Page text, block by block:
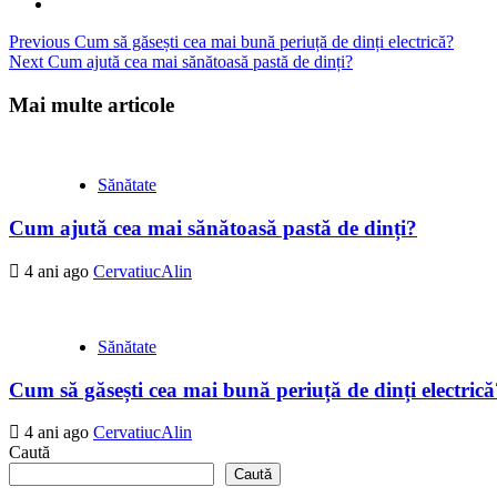
Continue
Reading
Previous Cum să găsești cea mai bună periuță de dinți electrică?
Next Cum ajută cea mai sănătoasă pastă de dinți?
Mai multe articole
Sănătate
Cum ajută cea mai sănătoasă pastă de dinți?
4 ani ago CervatiucAlin
Sănătate
Cum să găsești cea mai bună periuță de dinți
4 ani ago CervatiucAlin
Caută
Caută